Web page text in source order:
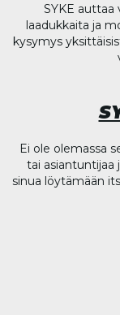
SYKE
laadukkaita ja
kysymys
Ei ole olemassa
tai asiantuntijaa
sinua löytämään